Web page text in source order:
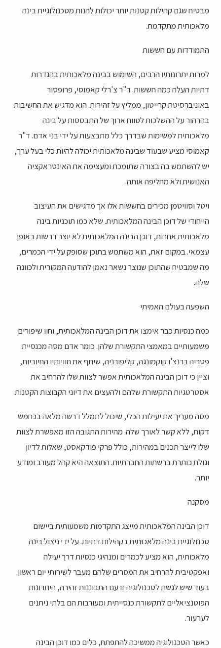
מבטיח שגם קהילות קטנות יותר יכולות להנות מטכנולוגיית בינה
מלאכותית מתקדמת.
התמודדות עם חששות
למרות יתרונותיו הרבים, השימוש בבינה מלאכותית בהגדרות
דתיות העלה כמה חששות. ד"ר צ'רלי קאמוסי, פרופסור
באוניברסיטת קרייטון, ממליץ על זהירות. הוא מדגיש את החשיבות
בהרהור על ההשלכות לטווח ארוך של התבססות על בינה
מלאכותית למשימות שבדרך כלל מתבצעות על ידי בני אדם. ד"ר
קאמוסי מציע שבעוד שבינה מלאכותית יכולה להיות כלי בעל ערך,
יש להשתמש בה בצורה שתומכת ומעצימה את האינטראקציה
האנושית ולא מחליפה אותה.
ויטל וסוויטמן מכירים בחששות אלו אך מדגישים את העיצוב
הייחודי של דוכן הבינה המלאכותית. שלא כמו תוכניות בינה
מלאכותית אחרות, דוכן הבינה המלאכותית לא יוצר דרשות באופן
עצמאי. במקום זאת, הוא משתמש בתוכן שסופק על ידי הכמרים,
מה שמבטיח שהתוכן שנוצר נשאר נאמן להודעה המקורית ולכוונה
שלה.
השפעה בעולם האמיתי
כמה כנסיות כבר אימצו את דוכן הבינה המלאכותית, וחוו שיפורים
משמעותיים במאמצי התקשורת שלהן. כומר אדם מסה מכנסיית
פטריה ברנצ'ו קוקמונגה, קליפורניה, שיתף את חוויותיו החיוביות,
וציין כי דוכן הבינה המלאכותית אפשר לצוות שלו להרחיב את
אסטרטגיות התקשורת שלהם ולהעצים את דיוני הקבוצות הקטנות.
מסה מעריך את יעילות הכלי, שיכול לתמלל דרשה מלאה בכחמש
דקות, ללא קשר לאורך שלה. מהירות התגובה הזו מאפשרת לצוות
שלו לייצר תכנים במהירות, כולל פרקי פודקאסט, שאלות לדיון
וגולת כותרת ברשתות החברתיות. התוצאה היא קהל מעורב ומודע
יותר.
מסקנה
דוכן הבינה המלאכותית מייצג התקדמות משמעותית ביישום
טכנולוגיית בינה מלאכותית בקהילות דתיות. על ידי ניצול בינה
מלאכותית, הוא מציע לכמרים ומנהיגי כנסיות דרך יעילה
ואפקטיבית להרחיב את המסרים שלהם מעבר לשירותי יום ראשון.
בעוד שיש לגשת לטכנולוגיה זו עם התבוננות זהירה, היתרונות
הפוטנציאליים לתקשורת כנסייתית ומעורבות הם בלתי ניתנים
לערעור.
כאשר הטכנולוגיה ממשיכה להתפתח, כלים כמו דוכן הבינה